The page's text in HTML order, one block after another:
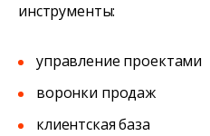
инструменты:
управление проектами
воронки продаж
клиентская база